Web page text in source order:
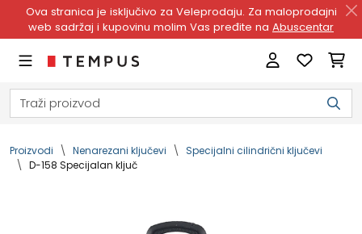
Ova stranica je isključivo za Veleprodaju. Za maloprodajni
web sadržaj i kupovinu molim Vas pređite na Abuscentar
Proizvodi Nenarezani ključevi
Specijalni cilindrični ključevi
D-158 Specijalan ključ